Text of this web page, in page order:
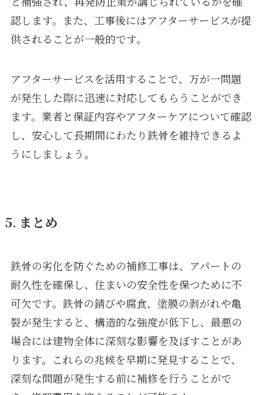
認します。また、工事後にはアフターサービスが提
供されることが一般的です。
アフターサービスを活用することで、万が一問題
が発生した際に迅速に対応してもらうことができ
ます。業者と保証内容やアフターケアについて確認
し、安心して長期間にわたり鉄骨を維持できるよ
うにしましょう。
5. まとめ
鉄骨の劣化を防ぐための補修工事は、アパートの
耐久性を確保し、住まいの安全性を保つために不
可欠です。鉄骨の錆びや腐食、塗膜の剥がれや亀
裂が発生すると、構造的な強度が低下し、最悪の
場合には建物全体に深刻な影響を及ぼすことがあ
ります。これらの兆候を早期に発見することで、
深刻な問題が発生する前に補修を行うことがで